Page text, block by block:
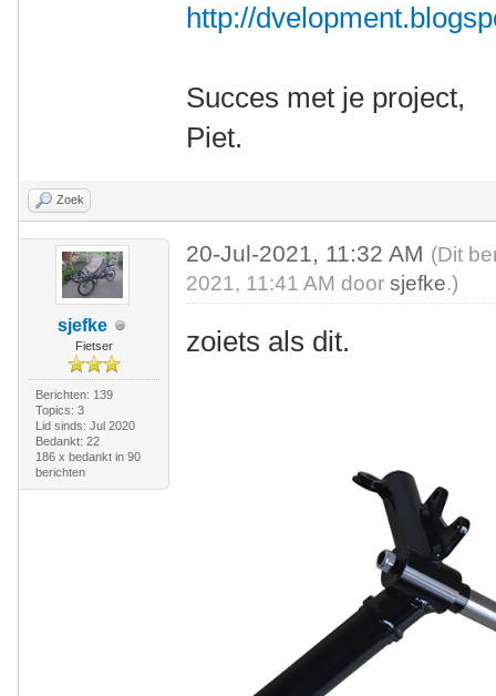
http://
Succes met je project,
Piet.
Zoek
sjefke
Fietser
Berichten: 139
Topics: 3
Lid sinds: Jul 2020
Bedankt: 22
186 x bedankt in 90
berichten
20-Jul-2021, 11:32 AM (Dit
2021, 11:41 AM doorsjefke.)
zoiets als dit.